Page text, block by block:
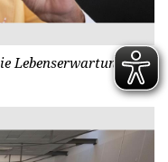
Lebenserwartung zu